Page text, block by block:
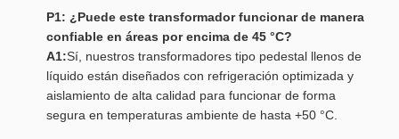
P1: ¿Puede este transformador funcionar de manera
confiable en áreas por encima de 45 °C?
A1:Sí, nuestros transformadores tipo pedestal llenos de
líquido están diseñados con refrigeración optimizada y
aislamiento de alta calidad para funcionar de forma
segura en temperaturas ambiente de hasta +50 °C.